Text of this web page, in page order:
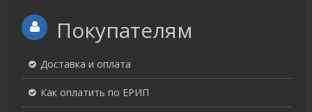
Покупателям
Доставка и оплата
Как оплатить по ЕРИП